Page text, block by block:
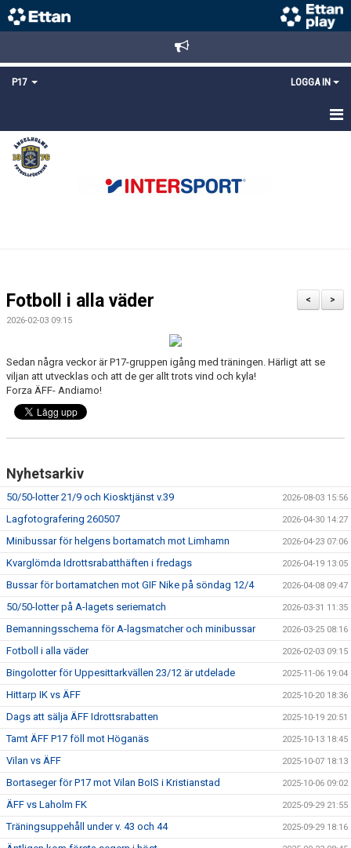
P17 LOGGA IN
HEM
NYHETER
DOKUMENT
>
<
Fotboll i alla väder
2026-02-03 09:15
Sedan några veckor är P17-gruppen igång med träningen. Härligt att se
viljan att utvecklas och att de ger allt trots vind och kyla!
Forza ÄFF- Andiamo!
Nyhetsarkiv
50/50-lotter 21/9 och Kiosktjänst v.39 2026-08-03 15:56
Lagfotografering 260507 2026-04-30 14:27
Minibussar för helgens bortamatch mot Limhamn 2026-04-23 07:06
Kvarglömda Idrottsrabatthäften i fredags 2026-04-19 13:05
Bussar för bortamatchen mot GIF Nike på söndag 12/4 2026-04-08 09:47
50/50-lotter på A-lagets seriematch 2026-03-31 11:35
Bemanningsschema för A-lagsmatcher och minibussar 2026-03-25 08:16
Fotboll i alla väder 2026-02-03 09:15
Bingolotter för Uppesittarkvällen 23/12 är utdelade 2025-11-06 19:04
Hittarp IK vs ÄFF 2025-10-20 18:36
Dags att sälja ÄFF Idrottsrabatten 2025-10-19 20:51
Tamt ÄFF P17 föll mot Höganäs 2025-10-13 18:45
Vilan vs ÄFF 2025-10-07 18:13
Bortaseger för P17 mot Vilan BoIS i Kristianstad 2025-10-06 09:02
ÄFF vs Laholm FK 2025-09-29 21:55
Träningsuppehåll under v. 43 och 44 2025-09-29 18:16